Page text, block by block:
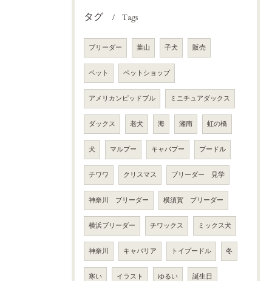
タグ Tags
ブリーダー 葉山 子犬 販売
ペット ペットショップ
アメリカンピッドブル ミニチュアダックス
ダックス 老犬 海 湘南 虹の橋
犬 マルプー キャバプー プードル
チワワ クリスマス ブリーダー 見学
神奈川 ブリーダー 横須賀 ブリーダー
横浜ブリーダー チワックス ミックス犬
神奈川 キャバリア トイプードル 冬
寒い イラスト ゆるい 誕生日